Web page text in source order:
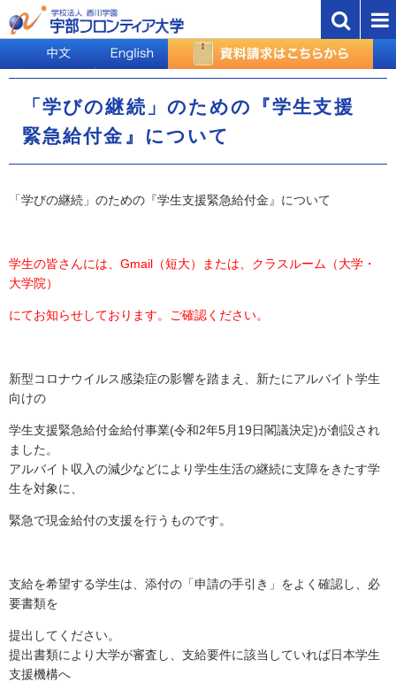
「学びの継続」のための『学生支援
緊急給付金』について
「学びの継続」のための『学生支援緊急給付金』について
学生の皆さんには、Gmail（短大）または、クラスルーム（大学・
大学院）
にてお知らせしております。ご確認ください。
新型コロナウイルス感染症の影響を踏まえ、新たにアルバイト学生
向けの
学生支援緊急給付金給付事業(令和2年5月19日閣議決定)が創設され
ました。
アルバイト収入の減少などにより学生生活の継続に支障をきたす学
生を対象に、
緊急で現金給付の支援を行うものです。
支給を希望する学生は、添付の「申請の手引き」をよく確認し、必
要書類を
提出してください。
提出書類により大学が審査し、支給要件に該当していれば日本学生
支援機構へ